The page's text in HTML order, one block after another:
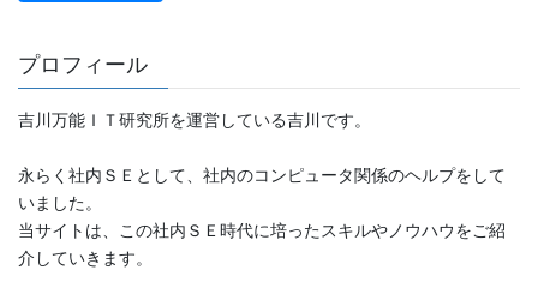
プロフィール
吉川万能ＩＴ研究所を運営している吉川です。
永らく社内ＳＥとして、社内のコンピュータ関係のヘルプをして
いました。
当サイトは、この社内ＳＥ時代に培ったスキルやノウハウをご紹
介していきます。